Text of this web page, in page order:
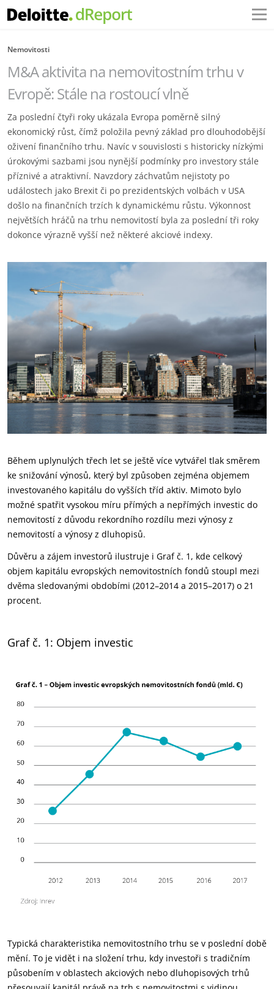
Nemovitosti
M&A aktivita na nemovitostním trhu v
Evropě: Stále na rostoucí vlně
Za poslední čtyři roky ukázala Evropa poměrně silný
ekonomický růst, čímž položila pevný základ pro dlouhodobější
oživení finančního trhu. Navíc v souvislosti s historicky nízkými
úrokovými sazbami jsou nynější podmínky pro investory stále
příznivé a atraktivní. Navzdory záchvatům nejistoty po
událostech jako Brexit či po prezidentských volbách v USA
došlo na finančních trzích k dynamickému růstu. Výkonnost
největších hráčů na trhu nemovitostí byla za poslední tři roky
dokonce výrazně vyšší než některé akciové indexy.
Během uplynulých třech let se ještě více vytvářel tlak směrem
ke snižování výnosů, který byl způsoben zejména objemem
investovaného kapitálu do vyšších tříd aktiv. Mimoto bylo
možné spatřit vysokou míru přímých a nepřímých investic do
nemovitostí z důvodu rekordního rozdílu mezi výnosy z
nemovitostí a výnosy z dluhopisů.
Důvěru a zájem investorů ilustruje i Graf č. 1, kde celkový
objem kapitálu evropských nemovitostních fondů stoupl mezi
dvěma sledovanými obdobími (2012–2014 a 2015–2017) o 21
procent.
Graf č. 1: Objem investic
Typická charakteristika nemovitostního trhu se v poslední době
mění. To je vidět i na složení trhu, kdy investoři s tradičním
působením v oblastech akciových nebo dluhopisových trhů